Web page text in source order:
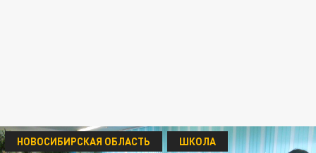
НОВОСИБИРСКАЯ ОБЛАСТЬ ШКОЛА